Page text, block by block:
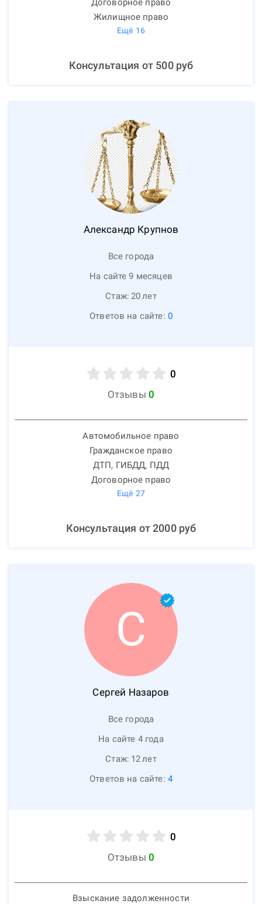
Договорное право
Жилищное право
Ещё 16
Консультация от 500руб
Александр Крупнов
Все города
На сайте 9 месяцев
Стаж: 20лет
Ответов на сайте: 0
0
Отзывы 0
Автомобильное право
Гражданское право
ДТП, ГИБДД, ПДД
Договорное право
Ещё 27
Консультация от2000руб
С
Сергей Назаров
Все города
На сайте 4 года
Стаж: 12лет
Ответов на сайте: 4
0
Отзывы 0
Взыскание задолженности